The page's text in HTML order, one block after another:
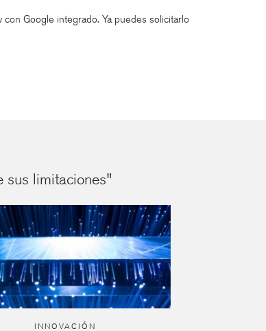
Google integrado. Ya puedes solicitarlo
sus limitaciones"
INNOVACIÓN